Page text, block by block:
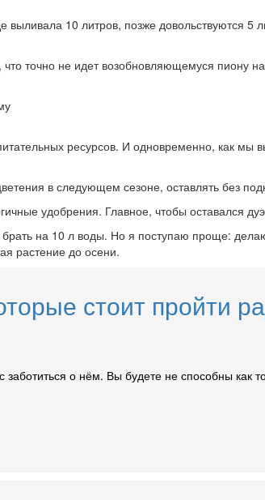
10 литров, позже довольствуются
точно не идет возобновляющемуся пиону
ресурсов. И одновременно, как
в следующем сезоне, оставлять без
удобрения. Главное, чтобы оставался
на 10 л воды. Но я поступаю проще:
растение до осени.
стоит пройти
о нём. Вы будете не способны как